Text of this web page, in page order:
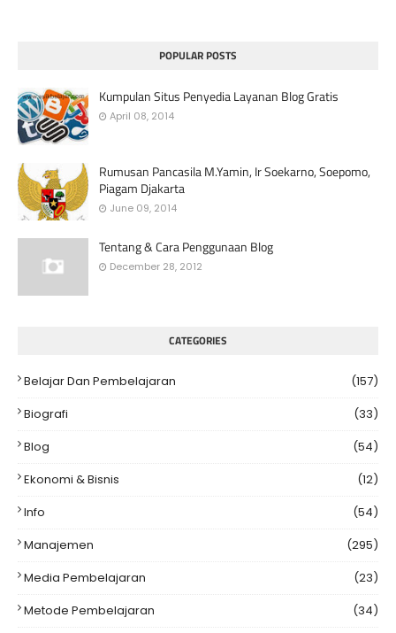
POPULAR POSTS
Kumpulan Situs Penyedia Layanan Blog Gratis
April 08, 2014
Rumusan Pancasila M.Yamin, Ir Soekarno, Soepomo,
Piagam Djakarta
June 09, 2014
Tentang & Cara Penggunaan Blog
December 28, 2012
CATEGORIES
Belajar Dan Pembelajaran
(157)
Biografi
(33)
Blog
(54)
Ekonomi & Bisnis
(12)
Info
(54)
Manajemen
(295)
Media Pembelajaran
(23)
Metode Pembelajaran
(34)